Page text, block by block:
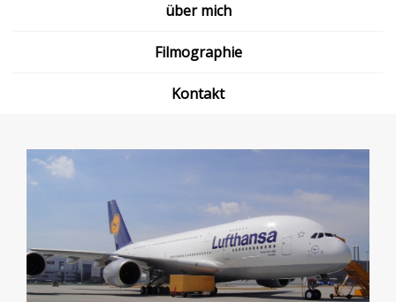
über mich
Filmographie
Kontakt